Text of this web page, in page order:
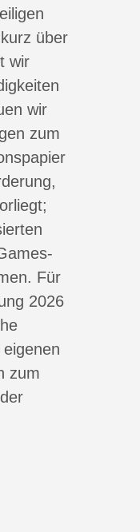
über
wir
wir
zum
Für
2026
zum